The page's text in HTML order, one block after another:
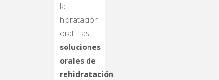
la
hidratación
oral. Las
soluciones
orales de
rehidratación